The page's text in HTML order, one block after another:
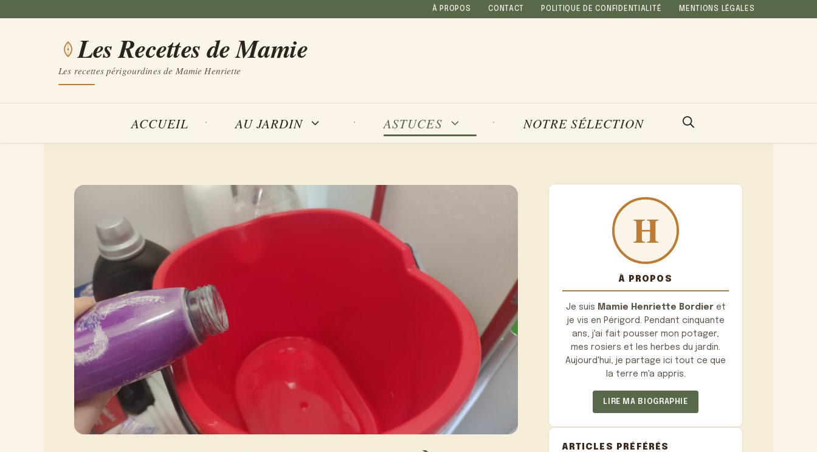
À PROPOS CONTACT POLITIQUE DE CONFIDENTIALITÉ MENTIONS LÉGALES
Les Recettes de Mamie
Les recettes périgourdines de Mamie Henriette
ACCUEIL AU JARDIN ASTUCES NOTRE SÉLECTION
À PROPOS
Je suis Mamie Henriette Bordieret
je vis en Périgord. Pendant cinquante
ans, j'ai fait pousser mon potager,
mes rosiers et les herbes du jardin.
Aujourd'hui, je partage ici tout ce que
la terre m'a appris.
LIRE MA BIOGRAPHIE
ARTICLES PRÉFÉRÉS